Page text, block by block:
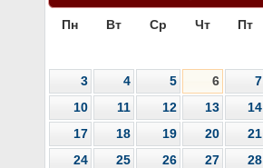
Пн Вт Ср Чт Пт
3
4 5 6 7
10
11 12 13 14
17
18 19 20 21
24
25 26 27 28